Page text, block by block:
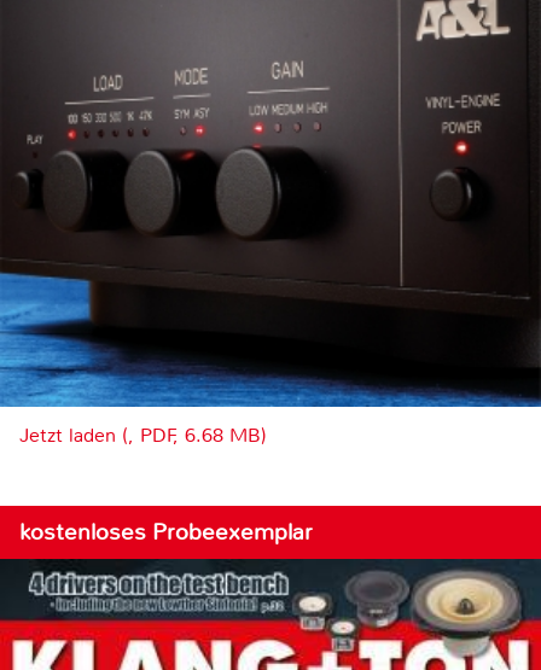
Jetzt laden (, PDF, 6.68 MB)
kostenloses Probeexemplar